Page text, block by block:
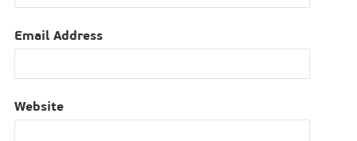
Email Address
Website